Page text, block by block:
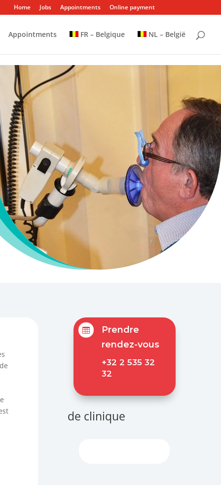
Home Jobs Appointments Online payment
Appointments FR – Belgique NL – België

Prendre
rendez-vous
+32 2 535 32
32
de clinique